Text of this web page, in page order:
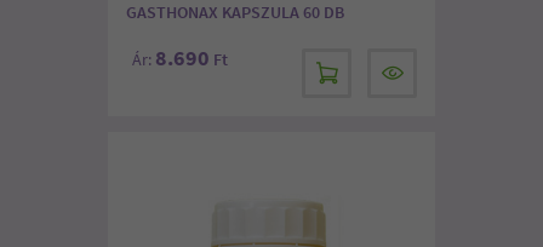
GASTHONAX KAPSZULA 60 DB
Ár: 8.690 Ft